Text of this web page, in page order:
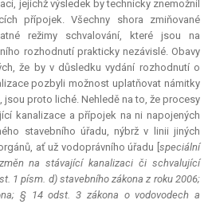
jejichž výsledek by technicky znemožnil
přípojek. Všechny shora zmiňované
režimy schvalování, které jsou na
rozhodnutí prakticky nezávislé. Obavy
že by v důsledku vydání rozhodnutí o
pozbyli možnost uplatňovat námitky
proto liché. Nehledě na to, že procesy
kanalizace a přípojek na ni napojených
stavebního úřadu, nýbrž v linii jiných
ať už vodoprávního úřadu [ speciální
na stávající kanalizaci či schvalující
1 písm. d) stavebního zákona z roku 2006;
§ 14 odst. 3 zákona o vodovodech a